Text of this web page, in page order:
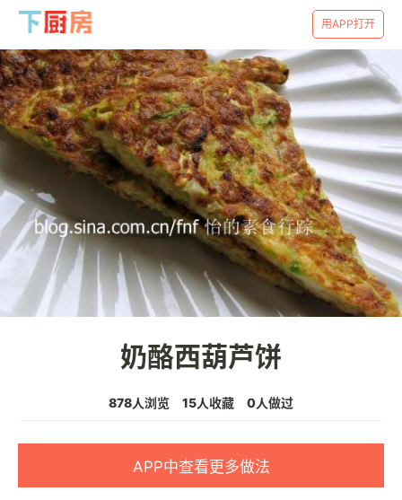
用APP打开
奶酪西葫芦饼
878人浏览 15人收藏 0人做过
APP中查看更多做法